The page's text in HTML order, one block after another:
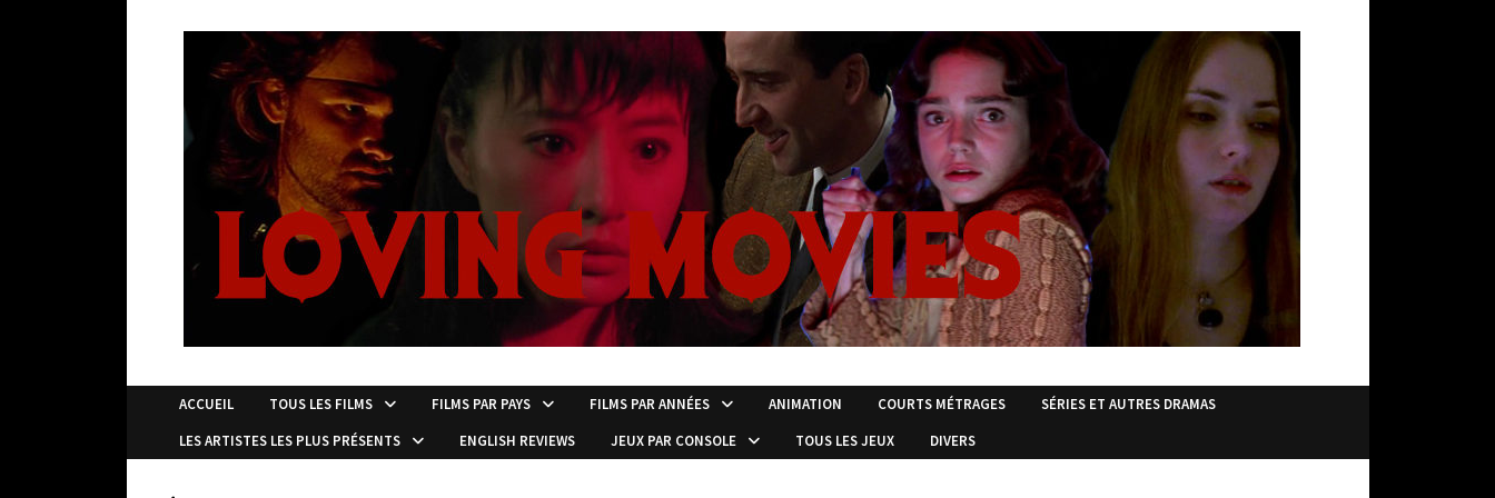
ACCUEIL TOUS LES FILMS FILMS PAR PAYS FILMS PAR ANNÉES ANIMATION COURTS MÉTRAGES
SÉRIES ET AUTRES DRAMAS
LES ARTISTES LES PLUS PRÉSENTS
ENGLISH REVIEWS JEUX PAR CONSOLE TOUS LES JEUX DIVERS